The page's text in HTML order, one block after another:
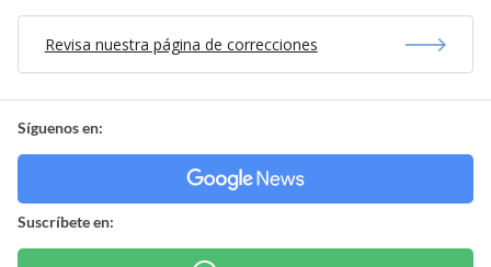
Revisa nuestra página de correcciones
Síguenos en:
Suscríbete en: